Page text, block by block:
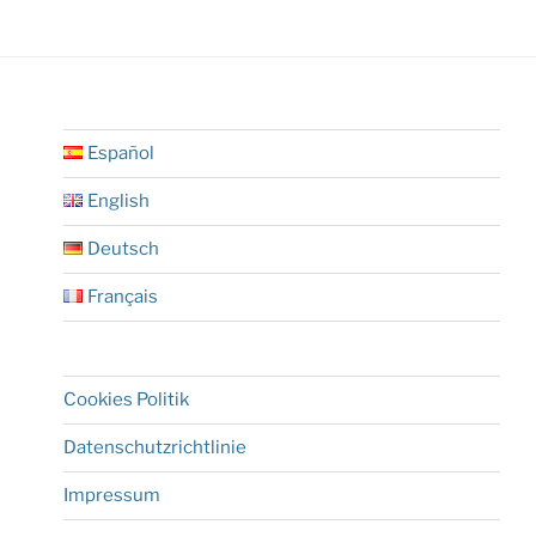
Español
English
Deutsch
Français
Cookies Politik
Datenschutzrichtlinie
Impressum